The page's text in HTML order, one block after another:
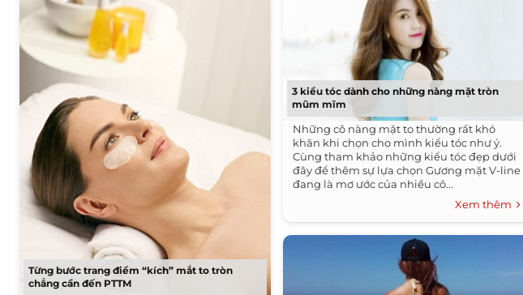
Từng bước trang điểm “kích” mắt to tròn
chẳng cần đến PTTM
3 kiểu tóc dành cho những nàng mặt tròn
mũm mĩm
Những cô nàng mặt to thường rất khó
khăn khi chọn cho mình kiểu tóc như ý.
Cùng tham khảo những kiểu tóc đẹp dưới
đây để thêm sự lựa chọn Gương mặt V-line
đang là mơ ước của nhiều cô...
Xem thêm